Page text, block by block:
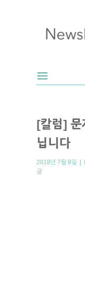
[칼럼] 문
닙니다
2018년 7월 9일 |
글